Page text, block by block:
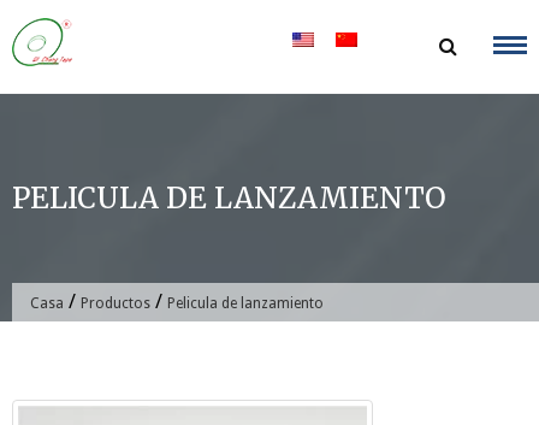
saltar
al
contenido
PELICULA DE LANZAMIENTO
Casa / Productos / Pelicula de lanzamiento